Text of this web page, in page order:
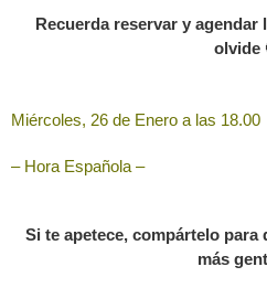
Recuerda reservar y agendar
olvide
Miércoles, 26 de Enero a las 18.00
– Hora Española –
Si te apetece, compártelo para
más